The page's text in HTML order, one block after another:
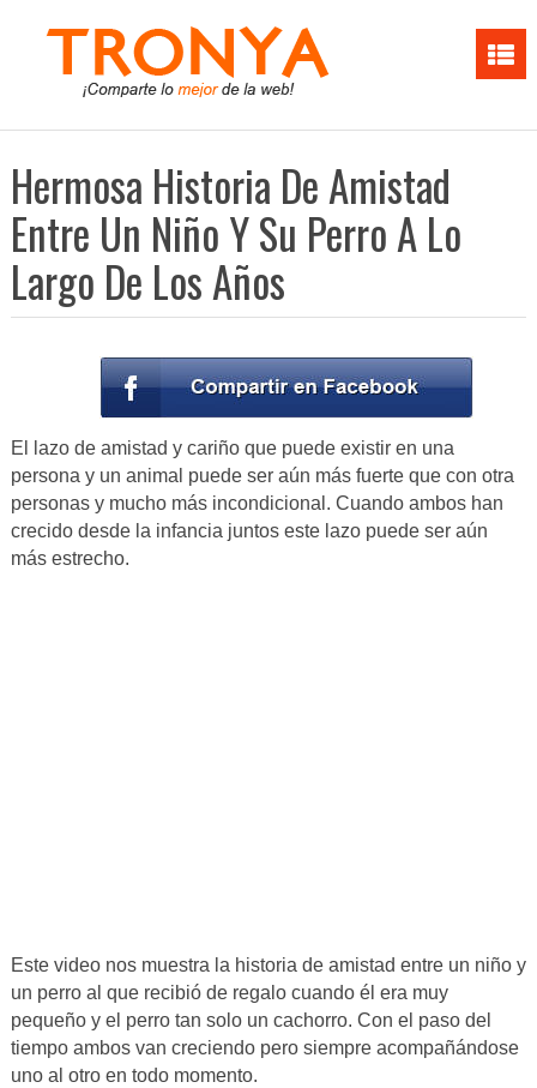
Hermosa Historia De Amistad
Entre Un Niño Y Su Perro A Lo
Largo De Los Años
El lazo de amistad y cariño que puede existir en una
persona y un animal puede ser aún más fuerte que con otra
personas y mucho más incondicional. Cuando ambos han
crecido desde la infancia juntos este lazo puede ser aún
más estrecho.
Este video nos muestra la historia de amistad entre un niño y
un perro al que recibió de regalo cuando él era muy
pequeño y el perro tan solo un cachorro. Con el paso del
tiempo ambos van creciendo pero siempre acompañándose
uno al otro en todo momento.